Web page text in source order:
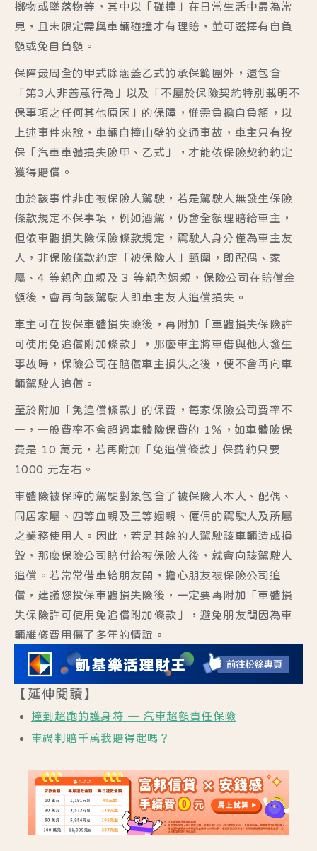
擲物或墜落物等，其中以「碰撞」在日常生活中最為常
見，且未限定需與車輛碰撞才有理賠，並可選擇有自負
額或免自負額。
保障最周全的甲式除涵蓋乙式的承保範圍外，還包含
「第3人非善意行為」以及「不屬於保險契約特別載明不
保事項之任何其他原因」的保障，惟需負擔自負額，以
上述事件來說，車輛自撞山壁的交通事故，車主只有投
保「汽車車體損失險甲、乙式」，才能依保險契約約定
獲得賠償。
由於該事件非由被保險人駕駛，若是駕駛人無發生保險
條款規定不保事項，例如酒駕，仍會全額理賠給車主，
但依車體損失險保險條款規定，駕駛人身分僅為車主友
人，非保險條款約定「被保險人」範圍，即配偶、家
屬、4 等親內血親及 3 等親內姻親，保險公司在賠償金
額後，會再向該駕駛人即車主友人追償損失。
車主可在投保車體損失險後，再附加「車體損失保險許
可使用免追償附加條款」，那麼車主將車借與他人發生
事故時，保險公司在賠償車主損失之後，便不會再向車
輛駕駛人追償。
至於附加「免追償條款」的保費，每家保險公司費率不
一，一般費率不會超過車體險保費的 1％，如車體險保
費是 10 萬元，若再附加「免追償條款」保費約只要
1000 元左右。
車體險被保障的駕駛對象包含了被保險人本人、配偶、
同居家屬、四等血親及三等姻親、僱佣的駕駛人及所屬
之業務使用人。因此，若是其餘的人駕駛該車輛造成損
毀，那麼保險公司賠付給被保險人後，就會向該駕駛人
追償。若常常借車給朋友開，擔心朋友被保險公司追
償，建議您投保車體損失險後，一定要再附加「車體損
失保險許可使用免追償附加條款」，避免朋友間因為車
輛維修費用傷了多年的情誼。
【延伸閱讀】
撞到超跑的護身符 — 汽車超額責任保險
車禍判賠千萬我賠得起嗎？